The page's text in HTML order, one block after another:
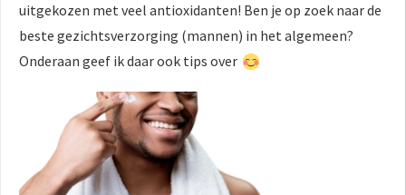
uitgekozen met veel antioxidanten! Ben je op zoek naar de
beste gezichtsverzorging (mannen) in het algemeen?
Onderaan geef ik daar ook tips over